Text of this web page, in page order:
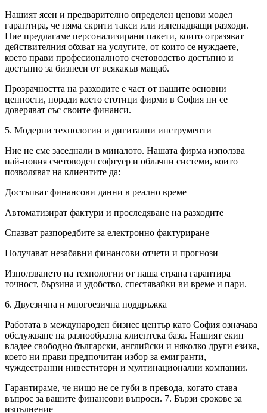
Нашият ясен и предварително определен ценови модел
гарантира, че няма скрити такси или изненадващи разходи.
Ние предлагаме персонализирани пакети, които отразяват
действителния обхват на услугите, от които се нуждаете,
което прави професионалното счетоводство достъпно и
достъпно за бизнеси от всякакъв мащаб.
Прозрачността на разходите е част от нашите основни
ценности, поради което стотици фирми в София ни се
доверяват със своите финанси.
5. Модерни технологии и дигитални инструменти
Ние не сме заседнали в миналото. Нашата фирма използва
най-новия счетоводен софтуер и облачни системи, които
позволяват на клиентите да:
Достъпват финансови данни в реално време
Автоматизират фактури и проследяване на разходите
Спазват разпоредбите за електронно фактуриране
Получават незабавни финансови отчети и прогнози
Използването на технологии от наша страна гарантира
точност, бързина и удобство, спестявайки ви време и пари.
6. Двуезична и многоезична поддръжка
Работата в международен бизнес център като София означава
обслужване на разнообразна клиентска база. Нашият екип
владее свободно български, английски и няколко други езика,
което ни прави предпочитан избор за емигранти,
чуждестранни инвеститори и мултинационални компании.
Гарантираме, че нищо не се губи в превода, когато става
въпрос за вашите финансови въпроси. 7. Бързи срокове за
изпълнение